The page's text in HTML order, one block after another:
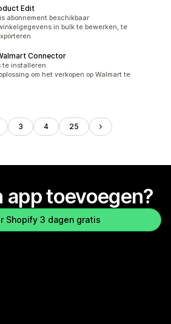
Edit
abonnement beschikbaar
in bulk te bewerken, te
Connector
te installeren
om het verkopen op Walmart te
3 4 25
app toevoegen?
Shopify 3 dagen gratis